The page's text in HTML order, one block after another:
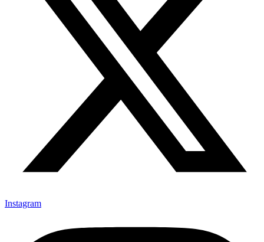
Instagram